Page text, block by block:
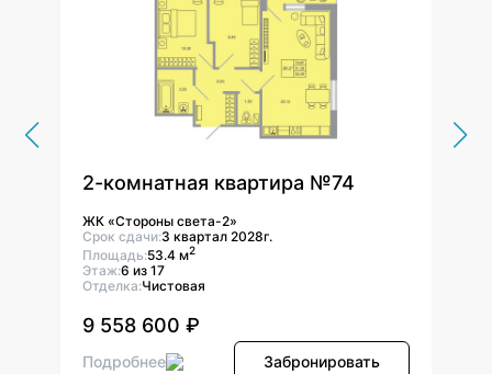
2-комнатная квартира №74
ЖК «Стороны света-2»
Срок сдачи:3 квартал 2028г.
Площадь:53.4 м2
Этаж:6 из 17
Отделка:Чистовая
9 558 600 ₽
Подробнее Забронировать